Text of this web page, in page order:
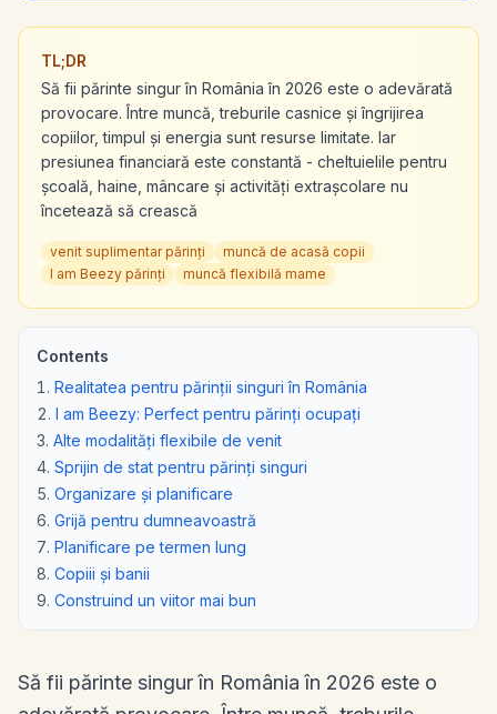
TL;DR
Să fii părinte singur în România în 2026 este o adevărată
provocare. Între muncă, treburile casnice și îngrijirea
copiilor, timpul și energia sunt resurse limitate. Iar
presiunea financiară este constantă - cheltuielile pentru
școală, haine, mâncare și activități extrașcolare nu
încetează să crească
venit suplimentar părinți
muncă de acasă copii
I am Beezy părinți
muncă flexibilă mame
Contents
Realitatea pentru părinții singuri în România
I am Beezy: Perfect pentru părinți ocupați
Alte modalități flexibile de venit
Sprijin de stat pentru părinți singuri
Organizare și planificare
Grijă pentru dumneavoastră
Planificare pe termen lung
Copiii și banii
Construind un viitor mai bun
Să fii părinte singur în România în 2026 este o